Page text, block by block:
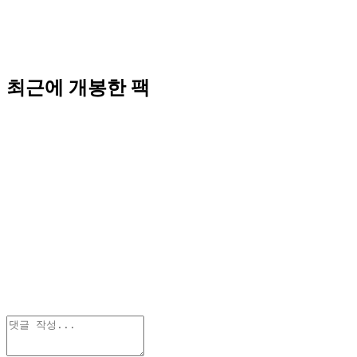
최근에 개봉한 팩